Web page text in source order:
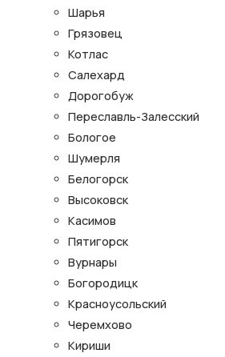
Шарья
Грязовец
Котлас
Салехард
Дорогобуж
Переславль-Залесский
Бологое
Шумерля
Белогорск
Высоковск
Касимов
Пятигорск
Вурнары
Богородицк
Красноусольский
Черемхово
Кириши